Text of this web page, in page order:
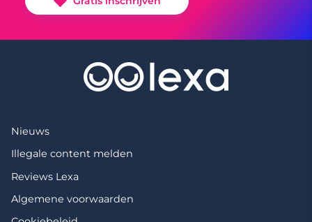
Nieuws
Illegale content melden
Reviews Lexa
Algemene voorwaarden